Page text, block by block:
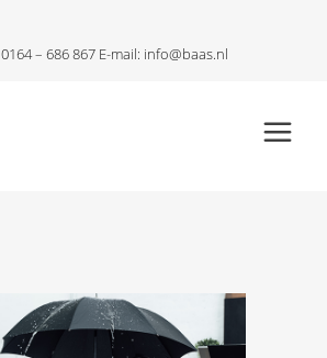
0164 – 686 867 E-mail: info@baas.nl